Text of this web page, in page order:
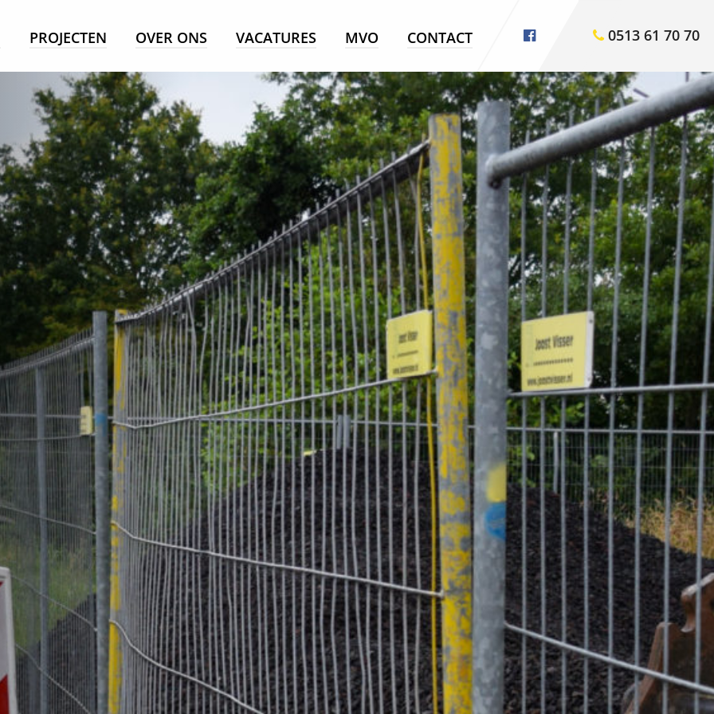
PROJECTEN OVER ONS VACATURES MVO CONTACT 0513 61 70 70